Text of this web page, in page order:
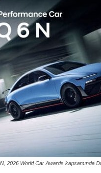
2026 World Car Awards kapsamında